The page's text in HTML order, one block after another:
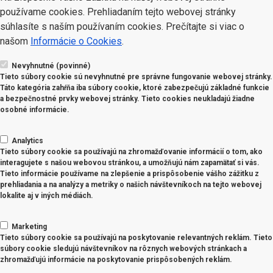
používame cookies. Prehliadaním tejto webovej stránky
súhlasíte s naším používaním cookies. Prečítajte si viac o
našom Informácie o Cookies.
Nevyhnutné (povinné)
Tieto súbory cookie sú nevyhnutné pre správne fungovanie webovej stránky.
Táto kategória zahŕňa iba súbory cookie, ktoré zabezpečujú základné funkcie
a bezpečnostné prvky webovej stránky. Tieto cookies neukladajú žiadne
osobné informácie.
Analytics
Tieto súbory cookie sa používajú na zhromažďovanie informácií o tom, ako
interagujete s našou webovou stránkou, a umožňujú nám zapamätať si vás.
Tieto informácie používame na zlepšenie a prispôsobenie vášho zážitku z
prehliadania a na analýzy a metriky o našich návštevníkoch na tejto webovej
lokalite aj v iných médiách.
Marketing
Tieto súbory cookie sa používajú na poskytovanie relevantných reklám. Tieto
súbory cookie sledujú návštevníkov na rôznych webových stránkach a
zhromažďujú informácie na poskytovanie prispôsobených reklám.